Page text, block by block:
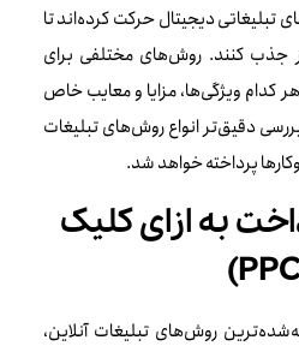
دیجیتال حرکت کرده‌اند تا
جذب کنند. روش‌های مختلفی برای
کدام ویژگی‌ها، مزایا و معایب خاص
دقیق‌تر انواع روش‌های تبلیغات
پرداخته خواهد شد.
به ازای کلیک
روش‌های تبلیغات آنلاین،